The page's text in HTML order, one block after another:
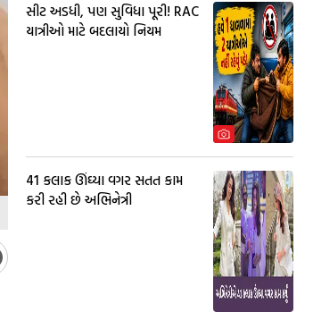
સીટ અડધી, પણ સુવિધા પૂરી! RAC
યાત્રીઓ માટે બદલાયો નિયમ
41 કલાક ઊંઘ્યા વગર સતત કામ
કરી રહી છે અભિનેત્રી